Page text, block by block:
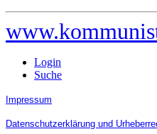
Login
Suche
Impressum
Datenschutzerklärung und